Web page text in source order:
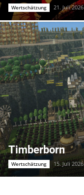
Wertschätzung 21. Juli 2026
Timberborn
Wertschätzung 15. Juli 2026